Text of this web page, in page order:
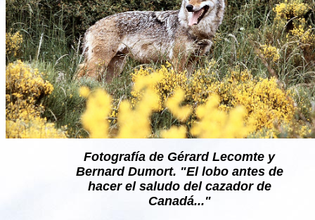
Fotografía de Gérard Lecomte y
Bernard Dumort. "El lobo antes de
hacer el saludo del cazador de
Canadá..."